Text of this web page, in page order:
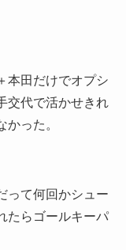
本田だけでオプシ
交代で活かせきれ
った。
って何回かシュー
たらゴールキーパ